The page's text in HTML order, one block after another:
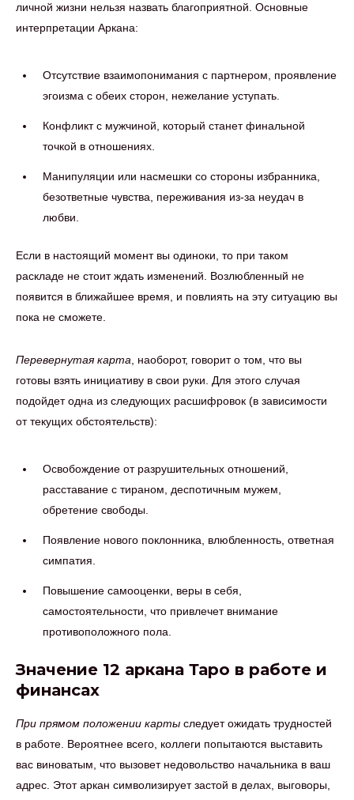
личной жизни нельзя назвать благоприятной. Основные
интерпретации Аркана:
Отсутствие взаимопонимания с партнером, проявление
эгоизма с обеих сторон, нежелание уступать.
Конфликт с мужчиной, который станет финальной
точкой в отношениях.
Манипуляции или насмешки со стороны избранника,
безответные чувства, переживания из-за неудач в
любви.
Если в настоящий момент вы одиноки, то при таком
раскладе не стоит ждать изменений. Возлюбленный не
появится в ближайшее время, и повлиять на эту ситуацию вы
пока не сможете.
Перевернутая карта , наоборот, говорит о том, что вы
готовы взять инициативу в свои руки. Для этого случая
подойдет одна из следующих расшифровок (в зависимости
от текущих обстоятельств):
Освобождение от разрушительных отношений,
расставание с тираном, деспотичным мужем,
обретение свободы.
Появление нового поклонника, влюбленность, ответная
симпатия.
Повышение самооценки, веры в себя,
самостоятельности, что привлечет внимание
противоположного пола.
Значение 12 аркана Таро в работе и
финансах
При прямом положении карты следует ожидать трудностей
в работе. Вероятнее всего, коллеги попытаются выставить
вас виноватым, что вызовет недовольство начальника в ваш
адрес. Этот аркан символизирует застой в делах, выговоры,